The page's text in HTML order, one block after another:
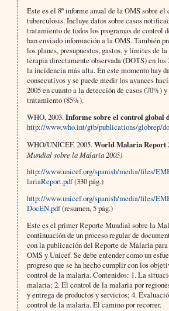
Este es el 8º informe anual de la OMS sobre el
tuberculosis. Incluye datos sobre casos
tratamiento de todos los programas de control
han enviado información a la OMS. También
los planes, presupuestos, gastos, y límites de
terapia directamente observada (DOTS) en los
la incidencia más alta. En este momento hay
consecutivos y se puede medir los avances
2005 en cuanto a la detección de casos (70%)
tratamiento (85%).
WHO, 2003.Informe sobre el control global
http://www.who.int/gtb/publications/globrep/
WHO/UNICEF, 2005.World Malaria Report
Mundial sobre la Malaria 2005)
http://www.unicef.org/spanish/media/files/
lariaReport.pdf(330 pág.)
http://www.unicef.org/spanish/media/files/
DocEN.pdf(resumen, 5 pág.)
Este es el primer Reporte Mundial sobre la
continuación de un proceso regular de
con la publicación del Reporte de Malaria
OMS y Unicef. Se debe entender como un
progreso que se ha hecho cumplir con los
control de la malaria. Contenidos: 1. La
malaria; 2. El control de la malaria por
y entrega de productos y servicios; 4.
control de la malaria. El camino por recorrer.